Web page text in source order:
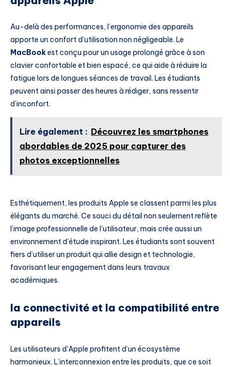
Au-delà des performances, l’ergonomie des appareils
apporte un confort d’utilisation non négligeable. Le
MacBookest conçu pour un usage prolongé grâce à son
clavier confortable et bien espacé, ce qui aide à réduire la
fatigue lors de longues séances de travail. Les étudiants
peuvent ainsi passer des heures à rédiger, sans ressentir
d’inconfort.
Lire également : Découvrez les smartphones
abordables de 2025 pour capturer des
photos exceptionnelles
Esthétiquement, les produits Apple se classent parmi les plus
élégants du marché. Ce souci du détail non seulement reflète
l’image professionnelle de l’utilisateur, mais crée aussi un
environnement d’étude inspirant. Les étudiants sont souvent
fiers d’utiliser un produit qui allie design et technologie,
favorisant leur engagement dans leurs travaux
académiques.
la connectivité et la compatibilité entre
appareils
Les utilisateurs d’Apple profitent d’un écosystème
harmonieux. L’interconnexion entre les produits, que ce soit